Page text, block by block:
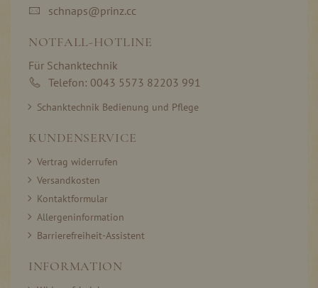
schnaps@prinz.cc
NOTFALL-HOTLINE
Für Schanktechnik
Telefon: 0043 5573 82203 991
Schanktechnik Bedienung und Pflege
KUNDENSERVICE
Vertrag widerrufen
Versandkosten
Kontaktformular
Allergeninformation
Barrierefreiheit-Assistent
INFORMATION